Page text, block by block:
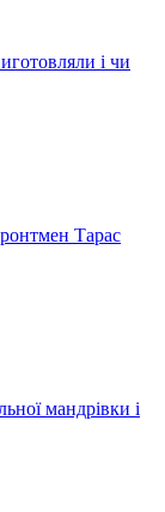
і чи
Тарас
мандрівки і